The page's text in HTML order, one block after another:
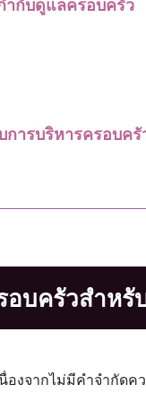
ารบริหารครอบครั
บครัวสำหรั
องจากไม่มีคำจำกัด